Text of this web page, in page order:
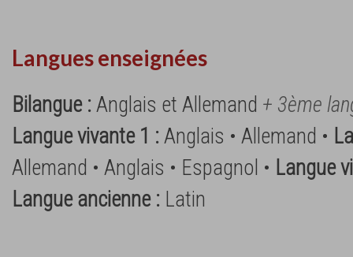
Langues enseignées
Bilangue :Anglais et Allemand + 3ème
Langue vivante 1 :Anglais • Allemand •
Allemand • Anglais • Espagnol • Langue
Langue ancienne : Latin